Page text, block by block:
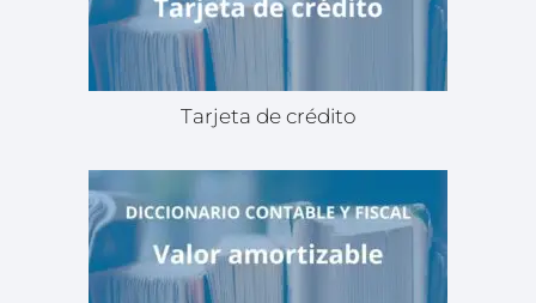
Tarjeta de crédito